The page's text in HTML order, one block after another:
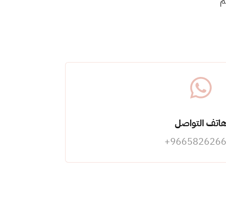
التواصل